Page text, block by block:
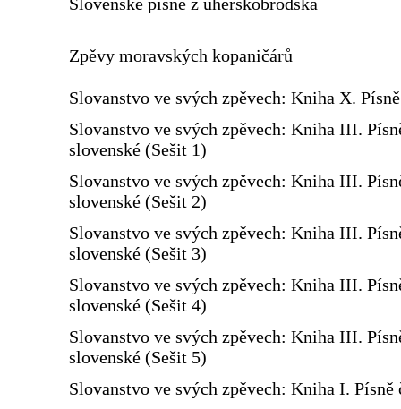
Zpěvy moravských kopaničárů
Slovanstvo ve svých zpěvech: Kniha X.
Slovanstvo ve svých zpěvech: Kniha III.
slovenské (Sešit 1)
Slovanstvo ve svých zpěvech: Kniha III.
slovenské (Sešit 2)
Slovanstvo ve svých zpěvech: Kniha III.
slovenské (Sešit 3)
Slovanstvo ve svých zpěvech: Kniha III.
slovenské (Sešit 4)
Slovanstvo ve svých zpěvech: Kniha III.
slovenské (Sešit 5)
Slovanstvo ve svých zpěvech: Kniha I. Písně